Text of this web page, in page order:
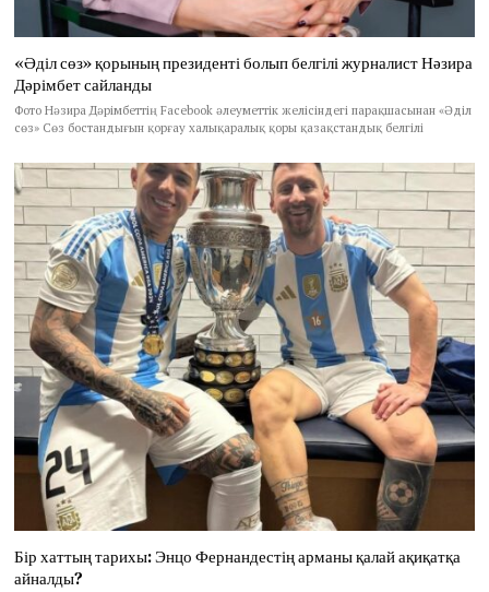
«Әділ сөз» қорының президенті болып белгілі журналист Нәзира
Дәрімбет сайланды
Фото Нәзира Дәрімбеттің Facebook әлеуметтік желісіндегі парақшасынан «Әділ
сөз» Сөз бостандығын қорғау халықаралық қоры қазақстандық белгілі
Бір хаттың тарихы: Энцо Фернандестің арманы қалай ақиқатқа
айналды?